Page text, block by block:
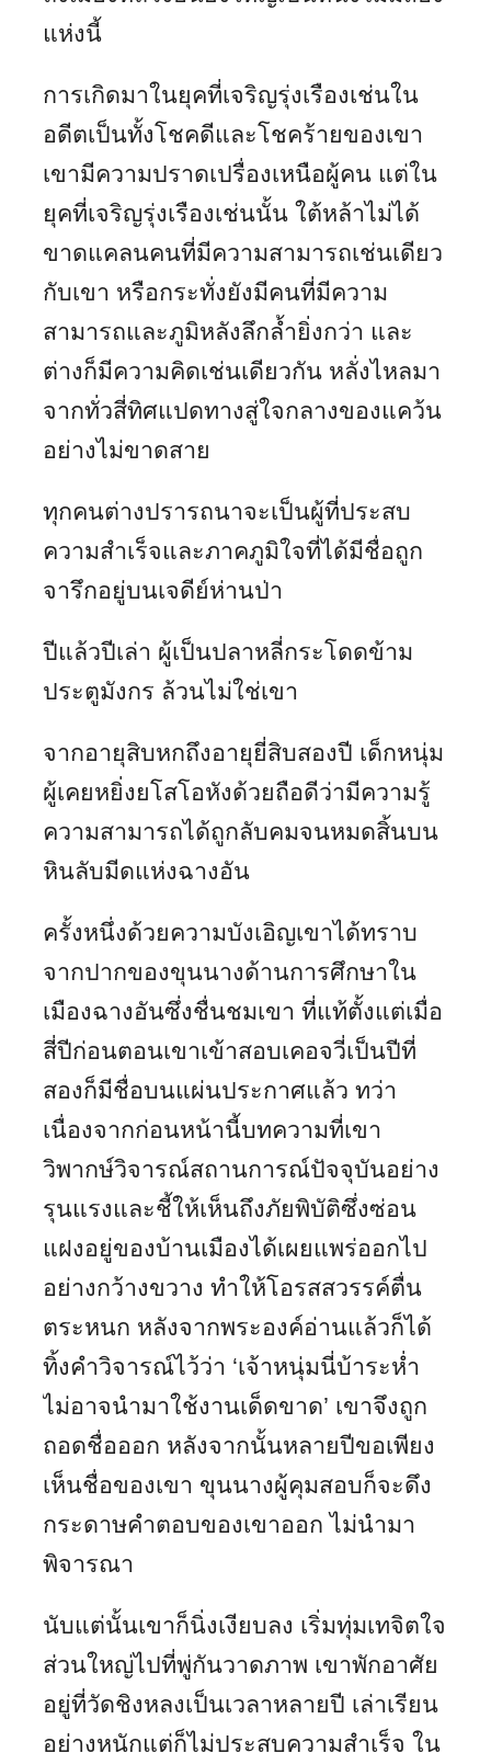
แห่งนี้
การเกิดมาในยุคที่เจริญรุ่งเรืองเช่นใน
อดีตเป็นทั้งโชคดีและโชคร้ายของเขา
เขามีความปราดเปรื่องเหนือผู้คน แต่ใน
ยุคที่เจริญรุ่งเรืองเช่นนั้น ใต้หล้าไม่ได้
ขาดแคลนคนที่มีความสามารถเช่นเดียว
กับเขา หรือกระทั่งยังมีคนที่มีความ
สามารถและภูมิหลังลึกล้ำยิ่งกว่า และ
ต่างก็มีความคิดเช่นเดียวกัน หลั่งไหลมา
จากทั่วสี่ทิศแปดทางสู่ใจกลางของแคว้น
อย่างไม่ขาดสาย
ทุกคนต่างปรารถนาจะเป็นผู้ที่ประสบ
ความสำเร็จและภาคภูมิใจที่ได้มีชื่อถูก
จารึกอยู่บนเจดีย์ห่านป่า
ปีแล้วปีเล่า ผู้เป็นปลาหลี่กระโดดข้าม
ประตูมังกร ล้วนไม่ใช่เขา
จากอายุสิบหกถึงอายุยี่สิบสองปี เด็กหนุ่ม
ผู้เคยหยิ่งยโสโอหังด้วยถือดีว่ามีความรู้
ความสามารถได้ถูกลับคมจนหมดสิ้นบน
หินลับมีดแห่งฉางอัน
ครั้งหนึ่งด้วยความบังเอิญเขาได้ทราบ
จากปากของขุนนางด้านการศึกษาใน
เมืองฉางอันซึ่งชื่นชมเขา ที่แท้ตั้งแต่เมื่อ
สี่ปีก่อนตอนเขาเข้าสอบเคอจวี่เป็นปีที่
สองก็มีชื่อบนแผ่นประกาศแล้ว ทว่า
เนื่องจากก่อนหน้านี้บทความที่เขา
วิพากษ์วิจารณ์สถานการณ์ปัจจุบันอย่าง
รุนแรงและชี้ให้เห็นถึงภัยพิบัติซึ่งซ่อน
แฝงอยู่ของบ้านเมืองได้เผยแพร่ออกไป
อย่างกว้างขวาง ทำให้โอรสสวรรค์ตื่น
ตระหนก หลังจากพระองค์อ่านแล้วก็ได้
ทิ้งคำวิจารณ์ไว้ว่า ‘เจ้าหนุ่มนี่บ้าระห่ำ
ไม่อาจนำมาใช้งานเด็ดขาด’ เขาจึงถูก
ถอดชื่อออก หลังจากนั้นหลายปีขอเพียง
เห็นชื่อของเขา ขุนนางผู้คุมสอบก็จะดึง
กระดาษคำตอบของเขาออก ไม่นำมา
พิจารณา
นับแต่นั้นเขาก็นิ่งเงียบลง เริ่มทุ่มเทจิตใจ
ส่วนใหญ่ไปที่พู่กันวาดภาพ เขาพักอาศัย
อยู่ที่วัดชิงหลงเป็นเวลาหลายปี เล่าเรียน
อย่างหนักแต่ก็ไม่ประสบความสำเร็จ ใน